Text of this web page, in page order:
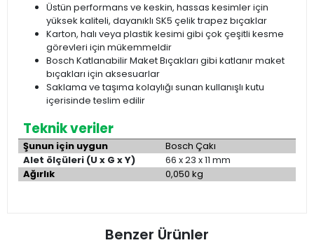
Üstün performans ve keskin, hassas kesimler için
yüksek kaliteli, dayanıklı SK5 çelik trapez bıçaklar
Karton, halı veya plastik kesimi gibi çok çeşitli kesme
görevleri için mükemmeldir
Bosch Katlanabilir Maket Bıçakları gibi katlanır maket
bıçakları için aksesuarlar
Saklama ve taşıma kolaylığı sunan kullanışlı kutu
içerisinde teslim edilir
Teknik veriler
Şunun için uygun
Bosch Çakı
Alet ölçüleri (U x G x Y)
66 x 23 x 11 mm
Ağırlık
0,050 kg
Benzer Ürünler